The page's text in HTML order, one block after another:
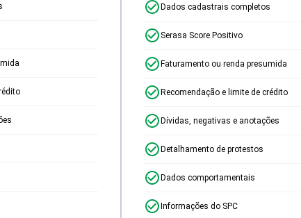
Dados cadastrais completos
Serasa Score Positivo
Faturamento ou renda presumida
Recomendação e limite de crédito
Dívidas, negativas e anotações
Detalhamento de protestos
Dados comportamentais
Informações do SPC